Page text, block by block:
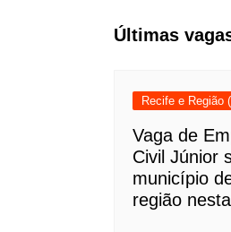
Post
Últimas
Recife e Região
Vaga de
Civil Júnior
município
região